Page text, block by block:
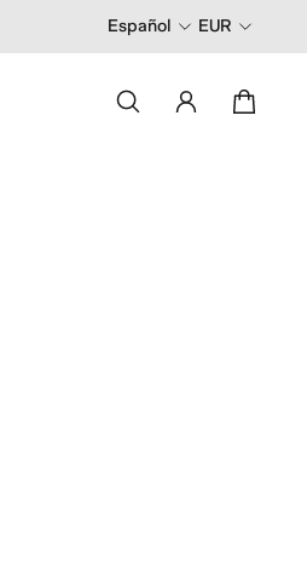
Pide antes de las 13:00 y recíbelo en
Español EUR